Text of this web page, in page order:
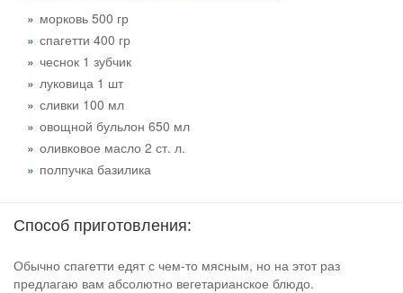
морковь 500 гр
спагетти 400 гр
чеснок 1 зубчик
луковица 1 шт
сливки 100 мл
овощной бульлон 650 мл
оливковое масло 2 ст. л.
полпучка базилика
Способ приготовления:
Обычно спагетти едят с чем-то мясным, но на этот раз
предлагаю вам абсолютно вегетарианское блюдо.